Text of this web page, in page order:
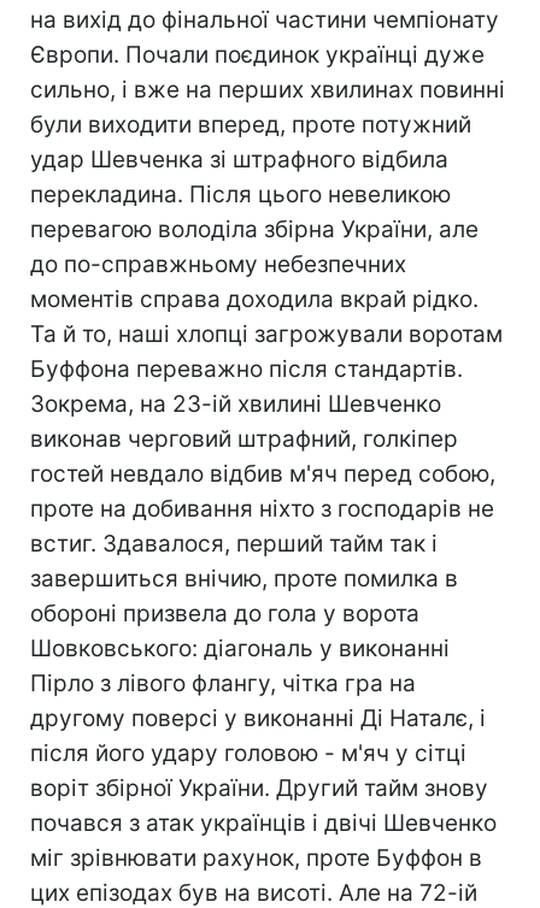
на вихід до фінальної частини чемпіонату
Європи. Почали поєдинок українці дуже
сильно, і вже на перших хвилинах повинні
були виходити вперед, проте потужний
удар Шевченка зі штрафного відбила
перекладина. Після цього невеликою
перевагою володіла збірна України, але
до по-справжньому небезпечних
моментів справа доходила вкрай рідко.
Та й то, наші хлопці загрожували воротам
Буффона переважно після стандартів.
Зокрема, на 23-ій хвилині Шевченко
виконав черговий штрафний, голкіпер
гостей невдало відбив м'яч перед собою,
проте на добивання ніхто з господарів не
встиг. Здавалося, перший тайм так і
завершиться внічию, проте помилка в
обороні призвела до гола у ворота
Шовковського: діагональ у виконанні
Пірло з лівого флангу, чітка гра на
другому поверсі у виконанні Ді Наталє, і
після його удару головою - м'яч у сітці
воріт збірної України. Другий тайм знову
почався з атак українців і двічі Шевченко
міг зрівнювати рахунок, проте Буффон в
цих епізодах був на висоті. Але на 72-ій